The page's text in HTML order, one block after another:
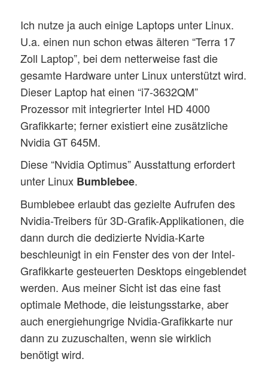
Ich nutze ja auch einige Laptops unter Linux.
U.a. einen nun schon etwas älteren “Terra 17
Zoll Laptop”, bei dem netterweise fast die
gesamte Hardware unter Linux unterstützt wird.
Dieser Laptop hat einen “i7-3632QM”
Prozessor mit integrierter Intel HD 4000
Grafikkarte; ferner existiert eine zusätzliche
Nvidia GT 645M.
Diese “Nvidia Optimus” Ausstattung erfordert
unter Linux Bumblebee.
Bumblebee erlaubt das gezielte Aufrufen des
Nvidia-Treibers für 3D-Grafik-Applikationen, die
dann durch die dedizierte Nvidia-Karte
beschleunigt in ein Fenster des von der Intel-
Grafikkarte gesteuerten Desktops eingeblendet
werden. Aus meiner Sicht ist das eine fast
optimale Methode, die leistungsstarke, aber
auch energiehungrige Nvidia-Grafikkarte nur
dann zu zuzuschalten, wenn sie wirklich
benötigt wird.